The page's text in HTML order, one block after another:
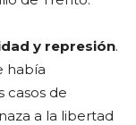
y represión.
había
casos de
a la libertad